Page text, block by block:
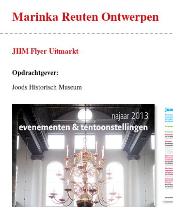
Marinka Reuten Ontwerpen
JHM Flyer Uitmarkt
Opdrachtgever:
Joods Historisch Museum